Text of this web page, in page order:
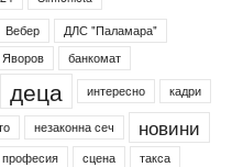
Вебер
ДЛС "Паламара"
Яворов
банкомат
деца интересно кадри
незаконна сеч новини
професия сцена такса